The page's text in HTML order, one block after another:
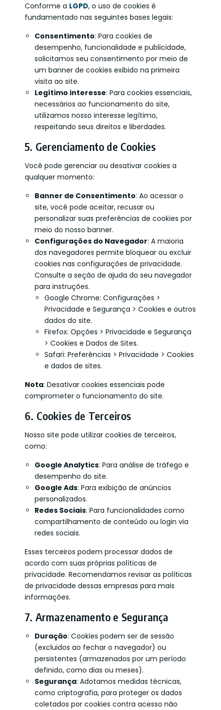
Conforme a LGPD, o uso de cookies é
fundamentado nas seguintes bases legais:
Consentimento: Para cookies de
desempenho, funcionalidade e publicidade,
solicitamos seu consentimento por meio de
um banner de cookies exibido na primeira
visita ao site.
Legítimo interesse: Para cookies essenciais,
necessários ao funcionamento do site,
utilizamos nosso interesse legítimo,
respeitando seus direitos e liberdades.
5. Gerenciamento de Cookies
Você pode gerenciar ou desativar cookies a
qualquer momento:
Banner de Consentimento: Ao acessar o
site, você pode aceitar, recusar ou
personalizar suas preferências de cookies por
meio do nosso banner.
Configurações do Navegador: A maioria
dos navegadores permite bloquear ou excluir
cookies nas configurações de privacidade.
Consulte a seção de ajuda do seu navegador
para instruções.
Google Chrome: Configurações >
Privacidade e Segurança > Cookies e outros
dados do site.
Firefox: Opções > Privacidade e Segurança
> Cookies e Dados de Sites.
Safari: Preferências > Privacidade > Cookies
e dados de sites.
Nota: Desativar cookies essenciais pode
comprometer o funcionamento do site.
6. Cookies de Terceiros
Nosso site pode utilizar cookies de terceiros,
como:
Google Analytics: Para análise de tráfego e
desempenho do site.
Google Ads: Para exibição de anúncios
personalizados.
Redes Sociais: Para funcionalidades como
compartilhamento de conteúdo ou login via
redes sociais.
Esses terceiros podem processar dados de
acordo com suas próprias políticas de
privacidade. Recomendamos revisar as políticas
de privacidade dessas empresas para mais
informações.
7. Armazenamento e Segurança
Duração: Cookies podem ser de sessão
(excluidos ao fechar o navegador) ou
persistentes (armazenados por um período
definido, como dias ou meses).
Segurança: Adotamos medidas técnicas,
como criptografia, para proteger os dados
coletados por cookies contra acesso não